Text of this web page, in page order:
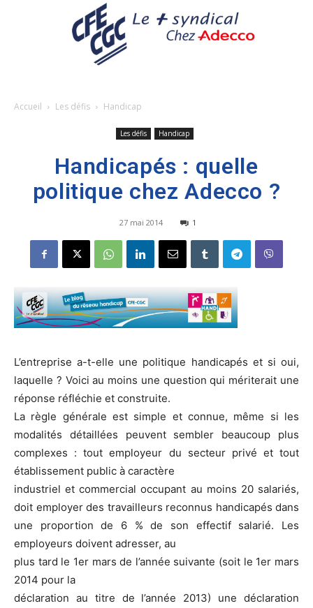
Accueil Les défis Handicap
Les défis Handicap
Handicapés : quelle
politique chez Adecco ?
27 mai 2014 1
L’entreprise a-t-elle une politique handicapés et si oui,
laquelle ? Voici au moins une question qui mériterait une
réponse réfléchie et construite.
La règle générale est simple et connue, même si les
modalités détaillées peuvent sembler beaucoup plus
complexes : tout employeur du secteur privé et tout
établissement public à caractère
industriel et commercial occupant au moins 20 salariés,
doit employer des travailleurs reconnus handicapés dans
une proportion de 6 % de son effectif salarié. Les
employeurs doivent adresser, au
plus tard le 1er mars de l’année suivante (soit le 1er mars
2014 pour la
déclaration au titre de l’année 2013) une déclaration